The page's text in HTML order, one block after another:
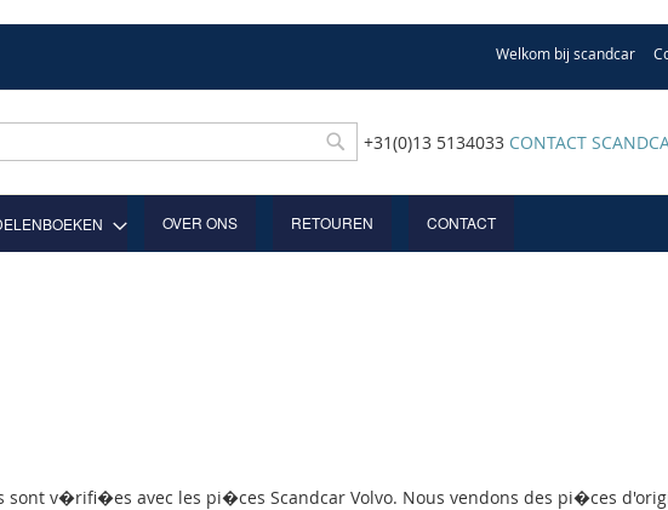
Welkom bij scandcar
+31(0)13 5134033 CONTACT
OVER ONS RETOUREN CONTACT
sont v�rifi�es avec les pi�ces Scandcar Volvo. Nous vendons des pi�ces